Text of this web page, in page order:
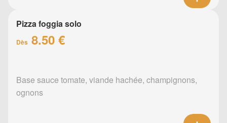
Pizza foggia solo
Dès 8.50 €
Base sauce tomate, viande hachée, champignons,
ognons